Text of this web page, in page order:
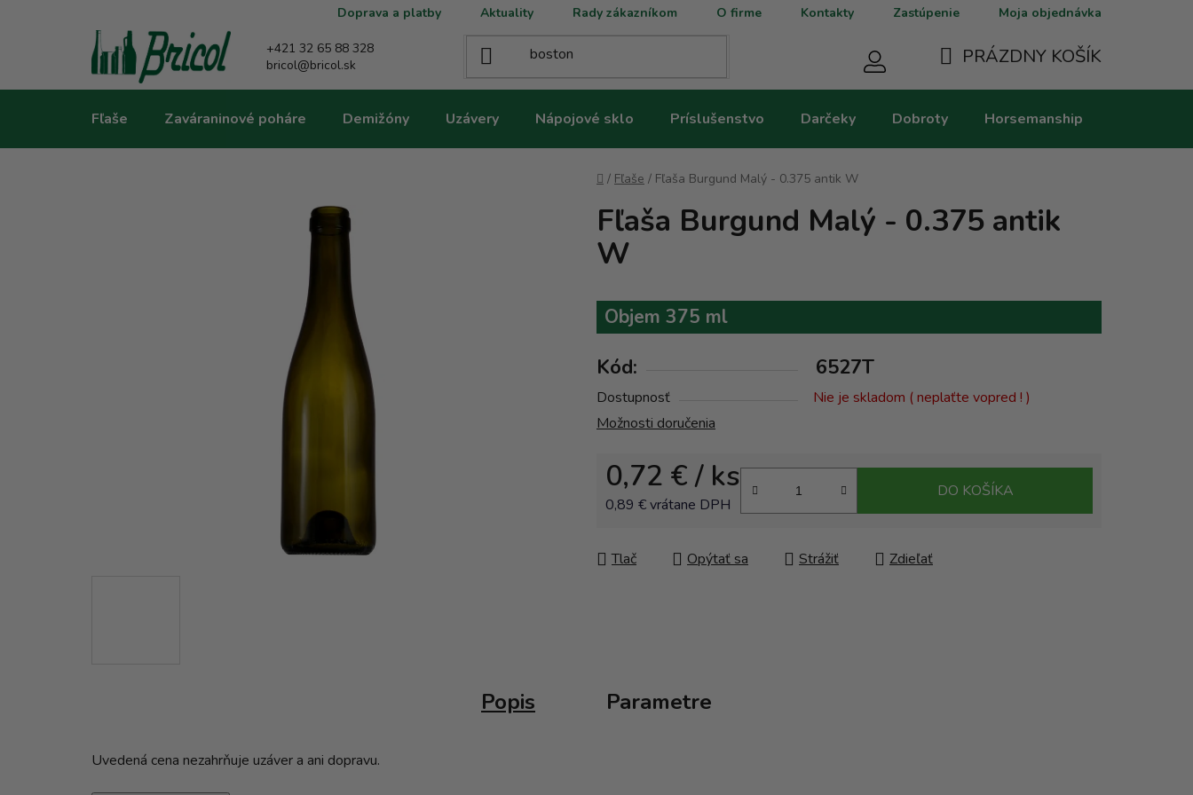
Doprava a platby Aktuality Rady zákazníkom O firme Kontakty Zastúpenie Moja objednávka
+421 32 65 88 328
bricol@bricol.sk
KOŠÍK
PRÁZDNY KOŠÍK
Fľaše Zaváraninové poháre Demižóny Uzávery Nápojové sklo Príslušenstvo Darčeky Dobroty Horsemanship
Domov
/ Fľaše / Fľaša Burgund Malý - 0.375 antik W
Fľaša Burgund Malý - 0.375 antik
W
Objem 375 ml
Kód: 6527T
Dostupnosť
Nie je skladom ( neplaťte vopred ! )
Možnosti doručenia
0,72 €/ ks
0,89 € vrátane DPH
DO KOŠÍKA
Tlač Opýtať sa Strážiť Zdieľať
Popis Parametre
Uvedená cena nezahrňuje uzáver a ani dopravu.